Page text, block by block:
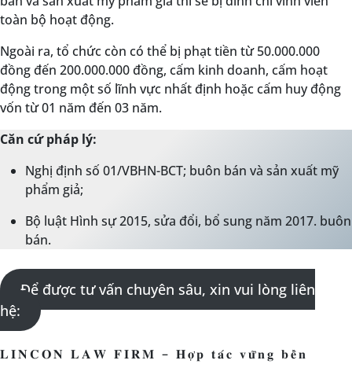
toàn bộ hoạt động.
Ngoài ra, tổ chức còn có thể bị phạt tiền từ 50.000.000
đồng đến 200.000.000 đồng, cấm kinh doanh, cấm hoạt
động trong một số lĩnh vực nhất định hoặc cấm huy động
vốn từ 01 năm đến 03 năm.
Căn cứ pháp lý:
Nghị định số 01/VBHN-BCT; buôn bán và sản xuất mỹ
phẩm giả;
Bộ luật Hình sự 2015, sửa đổi, bổ sung năm 2017. buôn
bán.
Để được tư vấn chuyên sâu, xin vui lòng liên
hệ:
𝐋𝐈𝐍𝐂𝐎𝐍 𝐋𝐀𝐖 𝐅𝐈𝐑𝐌 – 𝐇𝐨̛̣𝐩 𝐭𝐚́𝐜 𝐯𝐮̛̃𝐧𝐠 𝐛𝐞̂̀𝐧